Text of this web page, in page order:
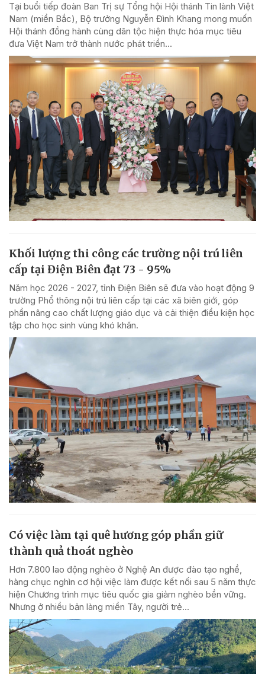
Tại buổi tiếp đoàn Ban Trị sự Tổng hội Hội thánh Tin lành Việt
Nam (miền Bắc), Bộ trưởng Nguyễn Đình Khang mong muốn
Hội thánh đồng hành cùng dân tộc hiện thực hóa mục tiêu
đưa Việt Nam trở thành nước phát triển...
Khối lượng thi công các trường nội trú liên
cấp tại Điện Biên đạt 73 - 95%
Năm học 2026 - 2027, tỉnh Điện Biên sẽ đưa vào hoạt động 9
trường Phổ thông nội trú liên cấp tại các xã biên giới, góp
phần nâng cao chất lượng giáo dục và cải thiện điều kiện học
tập cho học sinh vùng khó khăn.
Có việc làm tại quê hương góp phần giữ
thành quả thoát nghèo
Hơn 7.800 lao động nghèo ở Nghệ An được đào tạo nghề,
hàng chục nghìn cơ hội việc làm được kết nối sau 5 năm thực
hiện Chương trình mục tiêu quốc gia giảm nghèo bền vững.
Nhưng ở nhiều bản làng miền Tây, người trẻ...